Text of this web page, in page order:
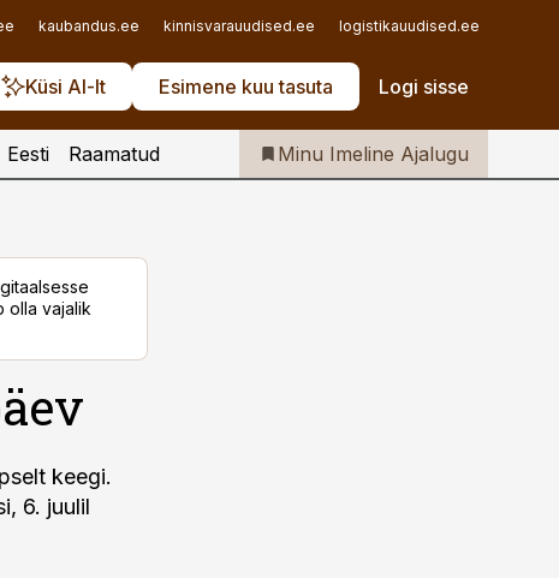
kaubandus.ee kinnisvarauudised.ee logistikauudised.ee
Küsi AI-lt Esimene kuu tasuta Logi sisse
Iseteenindus
Telli Imeline Ajalugu
Eesti Raamatud Minu Imeline Ajalugu
olla vajalik
keegi.
6. juulil